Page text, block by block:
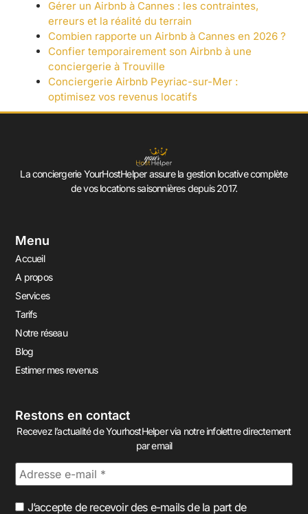
Gérer un Airbnb à Cannes : les contraintes,
erreurs et la réalité du terrain
Combien rapporte un Airbnb à Cannes en 2026 ?
Confier temporairement son Airbnb à une
conciergerie à Trouville
Conciergerie Airbnb Peyriac-sur-Mer :
optimisez vos revenus locatifs
La conciergerie YourHostHelper assure la gestion locative complète
de vos locations saisonnières depuis 2017.
Menu
Accueil
A propos
Services
Tarifs
Notre réseau
Blog
Estimer mes revenus
Restons en contact
Recevez l’actualité de YourhostHelper via notre infolettre directement
par email
J’accepte de recevoir des e-mails de la part de